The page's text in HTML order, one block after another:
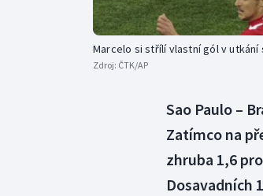
Marcelo si střílí vlastní gól v utkání
Zdroj: ČTK/AP
Sao Paulo –
Zatímco na
zhruba 1,6
Dosavadních